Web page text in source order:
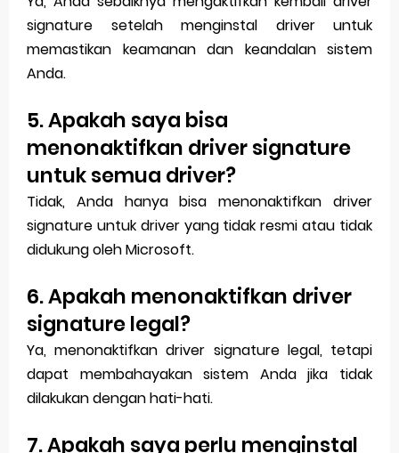
signature setelah menginstal driver untuk
memastikan keamanan dan keandalan sistem
Anda.
5. Apakah saya bisa
menonaktifkan driver signature
untuk semua driver?
Tidak, Anda hanya bisa menonaktifkan driver
signature untuk driver yang tidak resmi atau tidak
didukung oleh Microsoft.
6. Apakah menonaktifkan driver
signature legal?
Ya, menonaktifkan driver signature legal, tetapi
dapat membahayakan sistem Anda jika tidak
dilakukan dengan hati-hati.
7. Apakah saya perlu menginstal